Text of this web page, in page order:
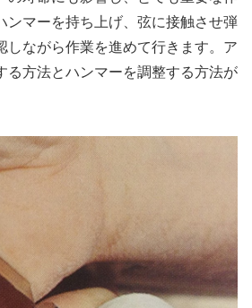
ンマーを持ち上げ、弦に接触させ弾
しながら作業を進めて行きます。ア
る方法とハンマーを調整する方法が